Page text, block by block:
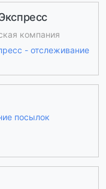
компания
- отслеживание
посылок